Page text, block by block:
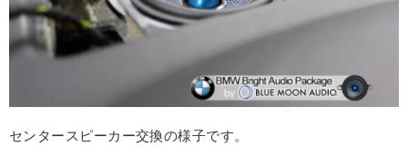
センタースピーカー交換の様子です。